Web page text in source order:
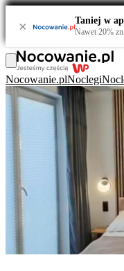
× Taniej w
Nawet 20%
Nocowanie.plNoclegi